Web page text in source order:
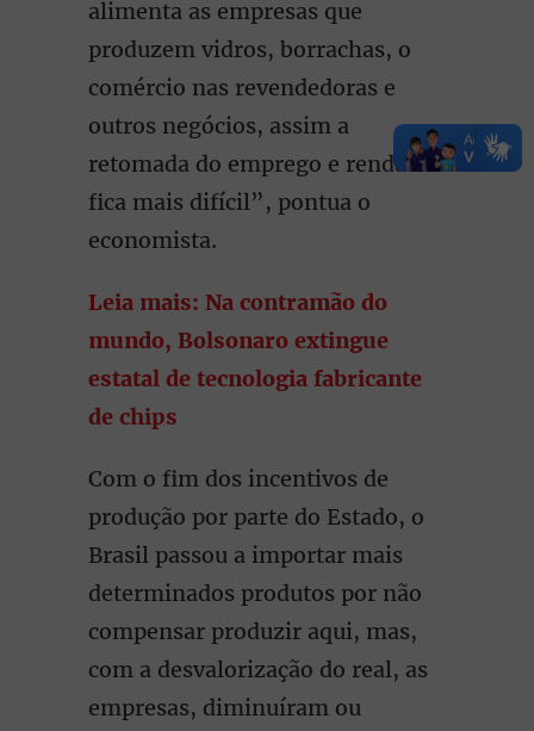
alimenta as empresas que
produzem vidros, borrachas, o
comércio nas revendedoras e
outros negócios, assim a
retomada do emprego e renda
fica mais difícil”, pontua o
economista.
Leia mais: Na contramão do
mundo, Bolsonaro extingue
estatal de tecnologia fabricante
de chips
Com o fim dos incentivos de
produção por parte do Estado, o
Brasil passou a importar mais
determinados produtos por não
compensar produzir aqui, mas,
com a desvalorização do real, as
empresas, diminuíram ou